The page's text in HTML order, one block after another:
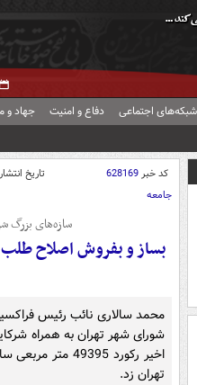
شبکه‌های اجتماعی دفاع و امنیت جهاد و
کد خبر628169 تاریخ
جامعه
سازه‌های بزرگ
محمد سالاری نائب رئیس
شورای شهر تهران به همراه
اخیر رکورد 49395
تهران زد.